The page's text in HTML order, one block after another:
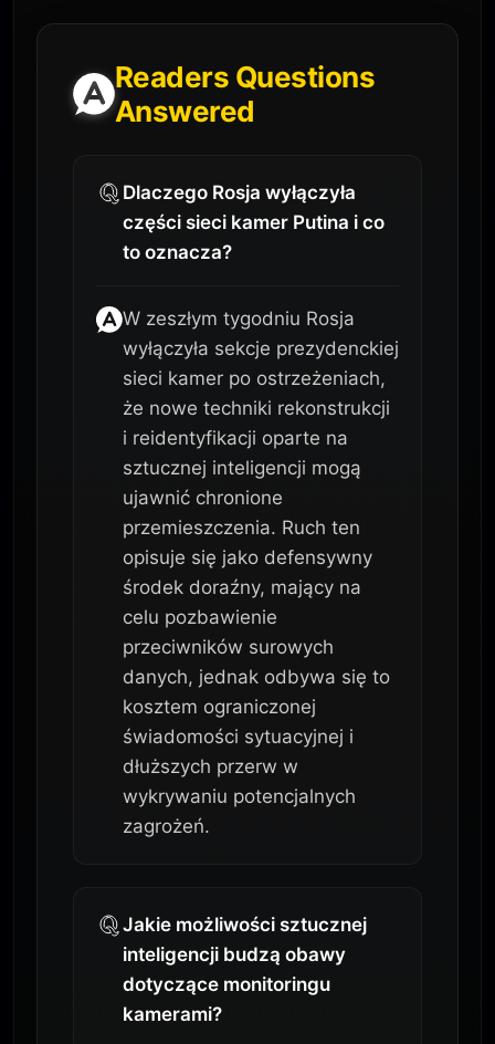
Readers Questions
Answered
Dlaczego Rosja wyłączyła
części sieci kamer Putina i co
to oznacza?
W zeszłym tygodniu Rosja
wyłączyła sekcje prezydenckiej
sieci kamer po ostrzeżeniach,
że nowe techniki rekonstrukcji
i reidentyfikacji oparte na
sztucznej inteligencji mogą
ujawnić chronione
przemieszczenia. Ruch ten
opisuje się jako defensywny
środek doraźny, mający na
celu pozbawienie
przeciwników surowych
danych, jednak odbywa się to
kosztem ograniczonej
świadomości sytuacyjnej i
dłuższych przerw w
wykrywaniu potencjalnych
zagrożeń.
Jakie możliwości sztucznej
inteligencji budzą obawy
dotyczące monitoringu
kamerami?